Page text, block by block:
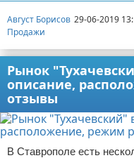
Август Борисов 29-06-2019
Продажи
Рынок
описание,
отзывы
В Ставрополе есть